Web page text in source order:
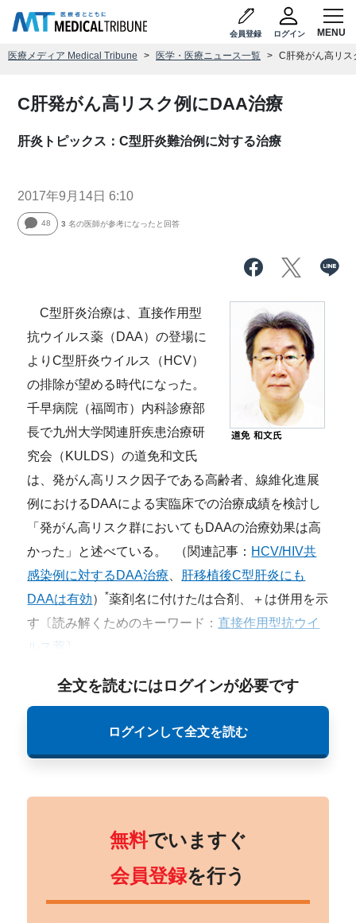
会員登録 ログイン
医療メディア Medical Tribune 医学・医療ニュース一覧 C肝発がん高リス
C肝発がん高リスク例にDAA治療
肝炎トピックス：C型肝炎難治例に対する治療
2017年9月14日 6:10
48 3 名の医師が参考になったと回答
C型肝炎治療は、直接作用型
抗ウイルス薬（DAA）の登場に
よりC型肝炎ウイルス（HCV）
の排除が望める時代になった。
千早病院（福岡市）内科診療部
長で九州大学関連肝疾患治療研
究会（KULDS）の道免和文氏
は、発がん高リスク因子である高齢者、線維化進展
例におけるDAAによる実臨床での治療成績を検討し
「発がん高リスク群においてもDAAの治療効果は高
かった」と述べている。 （関連記事： HCV/HIV共
感染例に対するDAA治療
肝移植後C型肝炎にも
DAAは有効） *薬剤名に付けた/は合剤、＋は併用を示
す〔読み解くためのキーワード： 直接作用型抗ウイ
ルス薬
全文を読むにはログインが必要です
ログインして全文を読む
無料でいますぐ
会員登録を行う